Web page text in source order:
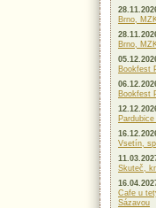
Brno,
Brno,
Bookfest
Bookfest
Vsetín,
Skuteč,
Cafe u
Sázavou